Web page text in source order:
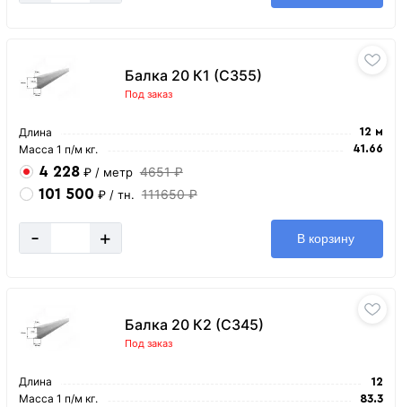
Балка 20 К1 (С355)
Под заказ
Длина 12 м
Масса 1 п/м кг. 41.66
4 228 ₽ / метр 4651 ₽
101 500 ₽ / тн. 111650 ₽
- + В корзину
Балка 20 К2 (С345)
Под заказ
Длина 12
Масса 1 п/м кг. 83.3